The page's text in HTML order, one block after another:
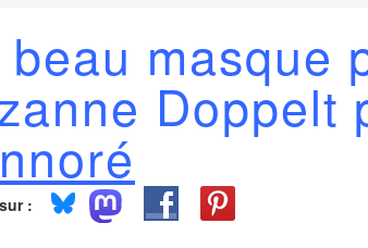
beau masque
Doppelt
: